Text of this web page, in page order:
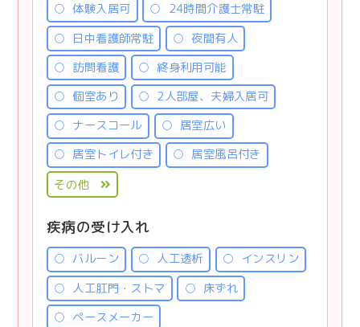
体験入居可
24時間介護士常駐
日中看護師常駐
夜間有人
訪問看護
終身利用可能
個室あり
2人部屋、夫婦入居可
ナースコール
居室広い
居室トイレ付き
居室風呂付き
その他
疾病の受け入れ
バルーン 人工透析
インスリン
人工肛門・ストマ
床ずれ
ペースメーカー